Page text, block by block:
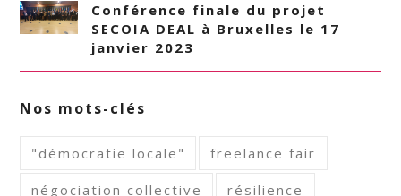
Conférence finale du projet
SECOIA DEAL à Bruxelles le 17
janvier 2023
Nos mots-clés
"démocratie locale" freelance fair
négociation collective résilience